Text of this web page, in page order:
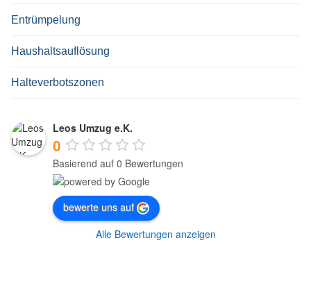
Entrümpelung
Haushaltsauflösung
Halteverbotszonen
Leos Umzug e.K.
0
Basierend auf 0 Bewertungen
bewerte uns auf
Alle Bewertungen anzeigen